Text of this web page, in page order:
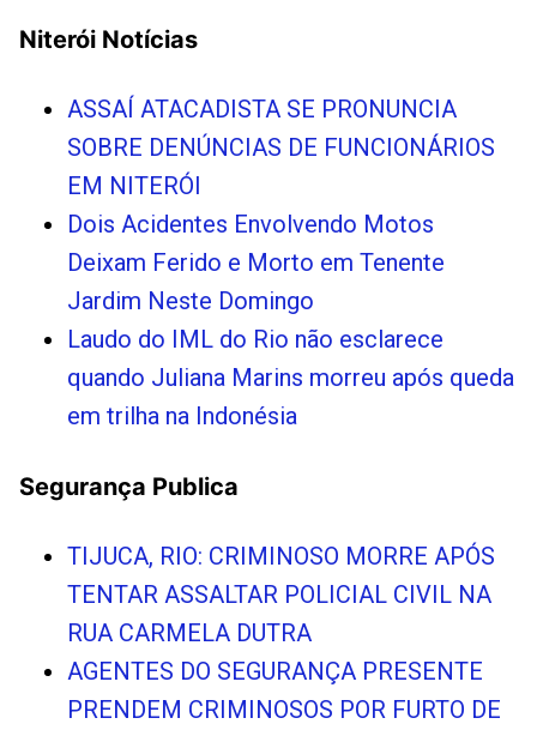
Niterói Notícias
ASSAÍ ATACADISTA SE PRONUNCIA
SOBRE DENÚNCIAS DE FUNCIONÁRIOS
EM NITERÓI
Dois Acidentes Envolvendo Motos
Deixam Ferido e Morto em Tenente
Jardim Neste Domingo
Laudo do IML do Rio não esclarece
quando Juliana Marins morreu após queda
em trilha na Indonésia
Segurança Publica
TIJUCA, RIO: CRIMINOSO MORRE APÓS
TENTAR ASSALTAR POLICIAL CIVIL NA
RUA CARMELA DUTRA
AGENTES DO SEGURANÇA PRESENTE
PRENDEM CRIMINOSOS POR FURTO DE